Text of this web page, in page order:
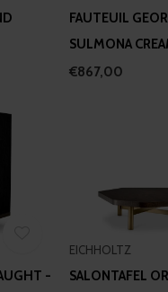
FAUTEUIL
SULMONA
€867,00
-
EICHHOLTZ
SALONTAFEL